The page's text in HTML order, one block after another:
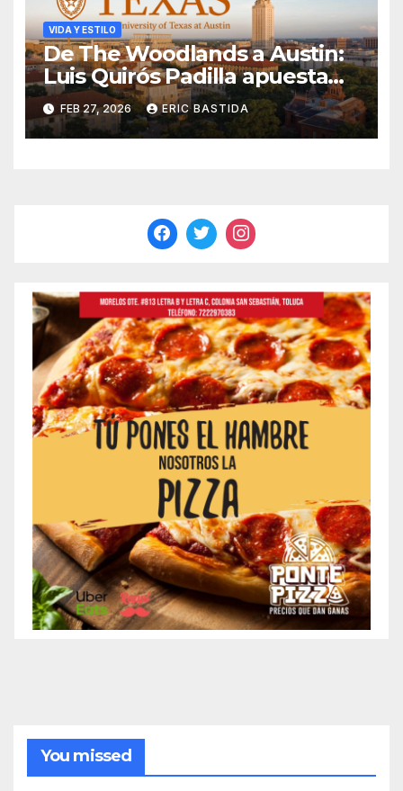
VIDA Y ESTILO
De The Woodlands a Austin:
Luis Quirós Padilla apuesta
por una carrera global en
Relaciones Internacionales
FEB 27, 2026 ERIC BASTIDA
You missed